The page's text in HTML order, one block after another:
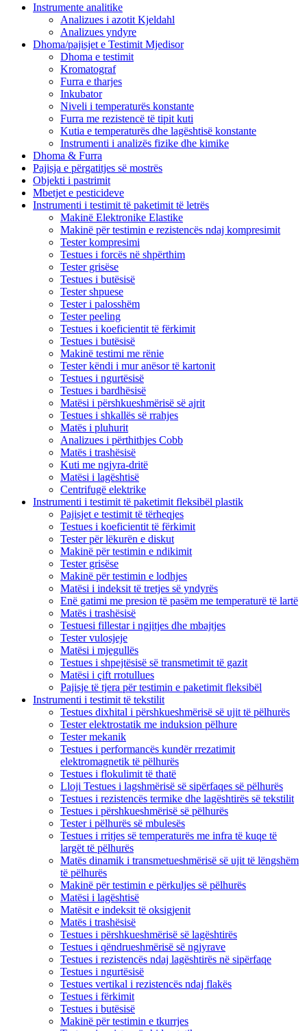
Instrumente analitike
Analizues i azotit Kjeldahl
Analizues yndyre
Dhoma/pajisjet e Testimit Mjedisor
Dhoma e testimit
Kromatograf
Furra e tharjes
Inkubator
Niveli i temperaturës konstante
Furra me rezistencë të tipit kuti
Kutia e temperaturës dhe lagështisë konstante
Instrumenti i analizës fizike dhe kimike
Dhoma & Furra
Pajisja e përgatitjes së mostrës
Objekti i pastrimit
Mbetjet e pesticideve
Instrumenti i testimit të paketimit të letrës
Makinë Elektronike Elastike
Makinë për testimin e rezistencës ndaj kompresimit
Tester kompresimi
Testues i forcës në shpërthim
Tester grisëse
Testues i butësisë
Tester shpuese
Tester i palosshëm
Tester peeling
Testues i koeficientit të fërkimit
Testues i butësisë
Makinë testimi me rënie
Tester këndi i mur anësor të kartonit
Testues i ngurtësisë
Testues i bardhësisë
Matësi i përshkueshmërisë së ajrit
Testues i shkallës së rrahjes
Matës i pluhurit
Analizues i përthithjes Cobb
Matës i trashësisë
Kuti me ngjyra-dritë
Matësi i lagështisë
Centrifugë elektrike
Instrumenti i testimit të paketimit fleksibël plastik
Pajisjet e testimit të tërheqjes
Testues i koeficientit të fërkimit
Tester për lëkurën e diskut
Makinë për testimin e ndikimit
Tester grisëse
Makinë për testimin e lodhjes
Matësi i indeksit të tretjes së yndyrës
Enë gatimi me presion të pasëm me temperaturë të lartë
Matës i trashësisë
Testuesi fillestar i ngjitjes dhe mbajtjes
Tester vulosjeje
Matësi i mjegullës
Testues i shpejtësisë së transmetimit të gazit
Matësi i çift rrotullues
Pajisje të tjera për testimin e paketimit fleksibël
Instrumenti i testimit të tekstilit
Testues dixhital i përshkueshmërisë së ujit të pëlhurës
Tester elektrostatik me induksion pëlhure
Tester mekanik
Testues i performancës kundër rrezatimit
elektromagnetik të pëlhurës
Testues i flokulimit të thatë
Lloji Testues i lagshmërisë së sipërfaqes së pëlhurës
Testues i rezistencës termike dhe lagështirës së tekstilit
Testues i përshkueshmërisë së pëlhurës
Tester i pëlhurës së mbulesës
Testues i rritjes së temperaturës me infra të kuqe të
largët të pëlhurës
Matës dinamik i transmetueshmërisë së ujit të lëngshëm
të pëlhurës
Makinë për testimin e përkuljes së pëlhurës
Matësi i lagështisë
Matësit e indeksit të oksigjenit
Matës i trashësisë
Testues i përshkueshmërisë së lagështirës
Testues i qëndrueshmërisë së ngjyrave
Testues i rezistencës ndaj lagështirës në sipërfaqe
Testues i ngurtësisë
Testues vertikal i rezistencës ndaj flakës
Testues i fërkimit
Testues i butësisë
Makinë për testimin e tkurrjes